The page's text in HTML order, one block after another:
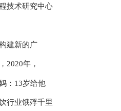
技术研究中心
建新的广
2020年，
：13岁给他
行业饿殍千里